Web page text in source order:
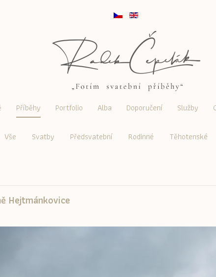
Příběhy Portfolio Alba Doporučení Služby
Vše Svatby Předsvatební Rodinné Těhotenské
Hejtmánkovice